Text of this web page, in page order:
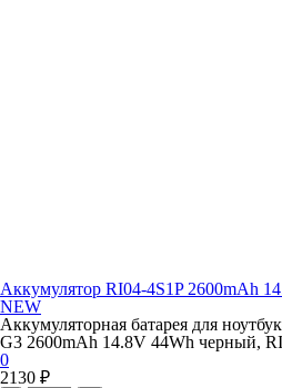
Аккумулятор RI04-4S1P 2600mAh
NEW
Аккумуляторная батарея для
G3 2600mAh 14.8V 44Wh черный,
0
2130 ₽